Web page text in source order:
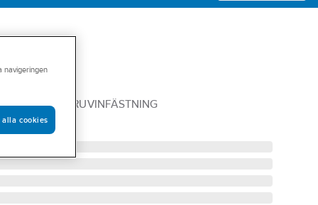
SKRUVINFÄSTNING
navigeringen
alla cookies